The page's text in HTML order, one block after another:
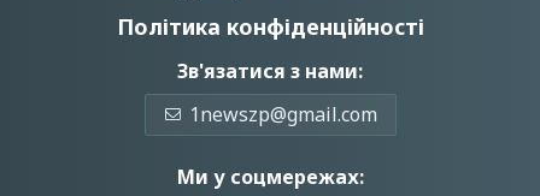
Політика конфіденційності
Зв'язатися з нами:
1newszp@gmail.com
Ми у соцмережах: